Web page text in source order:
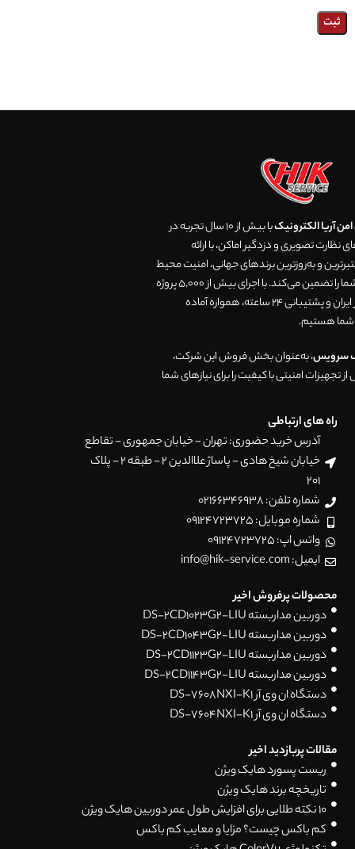
آریا الکترونیک
با بیش از 10 سال تجربه در
تصویری و دزدگیر اماکن، با ارائه
و به‌روزترین برندهای جهانی، امنیت محیط
زندگی و تجارت شما را تضمین می‌کند. با اجرای بیش از 5,000 پروژه
موفق در سراسر ایران و پشتیبانی 24 ساعته، همواره آماده
شما هستیم.
سرویس، به‌عنوان بخش فروش این شرکت،
تجهیزات امنیتی با کیفیت را برای نیازهای شما
راه های ارتباطی
آدرس خرید حضوری: تهران - خیابان جمهوری - تقاطع
خیابان شیخ هادی - پاساژ علاالدین 2 - طبقه 2 - پلاک
201
شماره تلفن: 02166346938
شماره موبایل: 09124723725
واتس اپ: 09124723725
ایمیل: info@hik-service.com
محصولات پرفروش اخیر
دوربین مداربسته DS-2CD1023G2-LIU
دوربین مداربسته DS-2CD1043G2-LIU
دوربین مداربسته DS-2CD1123G2-LIU
دوربین مداربسته DS-2CD1143G2-LIU
دستگاه ان وی آر DS-7608NXI-K1
دستگاه ان وی آر DS-7604NXI-K1
مقالات پربازدید اخیر
ریست پسورد هایک ویژن
تاریخچه برند هایک ویژن
۱۰ نکته طلایی برای افزایش طول عمر دوربین هایک ویژن
کم باکس چیست؟ مزایا و معایب کم باکس